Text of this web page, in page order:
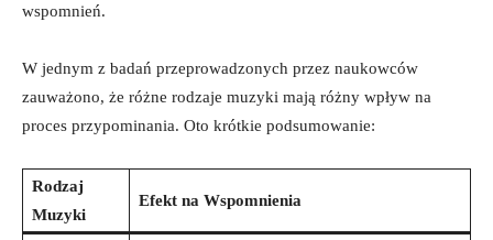
wspomnień.
W jednym z badań przeprowadzonych przez naukowców
zauważono, że różne rodzaje muzyki mają różny wpływ na
proces przypominania. Oto krótkie podsumowanie:
Rodzaj
Muzyki
Efekt na Wspomnienia